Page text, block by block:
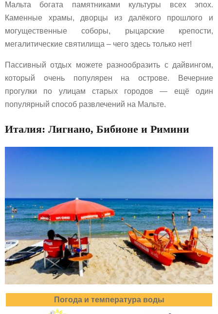
Мальта богата памятниками культуры всех эпох.
Каменные храмы, дворцы из далёкого прошлого и
могущественные соборы, рыцарские крепости,
мегалитические святилища – чего здесь только нет!
Пассивный отдых можете разнообразить с дайвингом,
который очень популярен на острове. Вечерние
прогулки по улицам старых городов — ещё один
популярный способ развлечений на Мальте.
Италия: Лигнано, Бибионе и Римини
Погода и температура воды